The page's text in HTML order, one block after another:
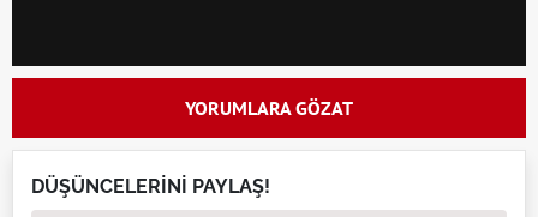
YORUMLARA GÖZAT
DÜŞÜNCELERİNİ PAYLAŞ!